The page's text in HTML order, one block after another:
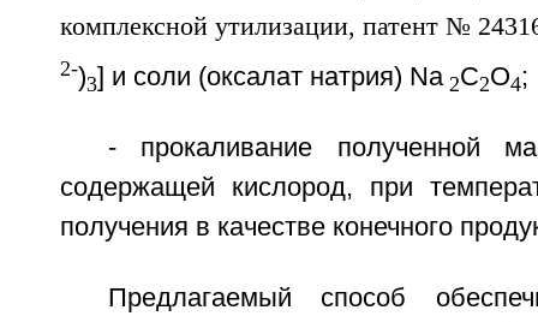
2-)3] и соли (оксалат натрия) Na2C2O4;
- прокаливание полученной
содержащей кислород, при
получения в качестве конечного
Предлагаемый способ